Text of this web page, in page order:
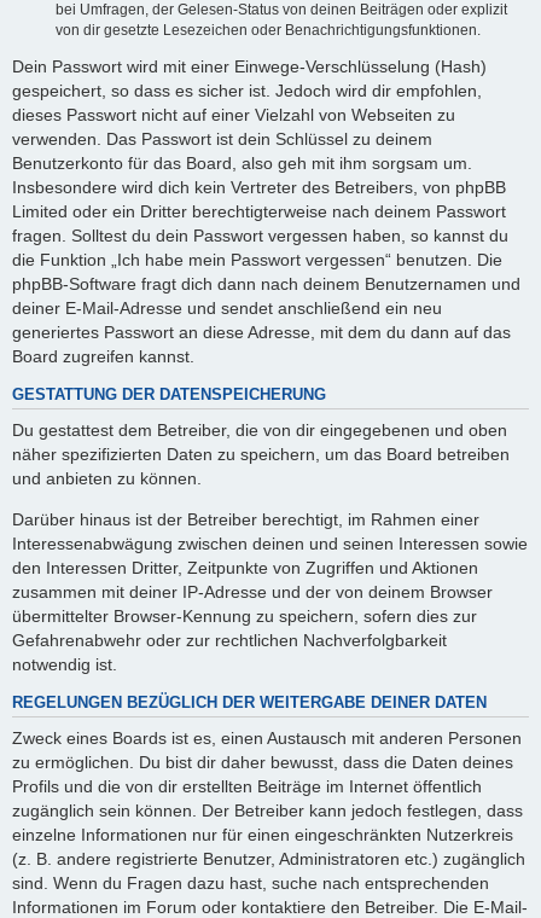
bei Umfragen, der Gelesen-Status von deinen Beiträgen oder explizit
von dir gesetzte Lesezeichen oder Benachrichtigungsfunktionen.
Dein Passwort wird mit einer Einwege-Verschlüsselung (Hash)
gespeichert, so dass es sicher ist. Jedoch wird dir empfohlen,
dieses Passwort nicht auf einer Vielzahl von Webseiten zu
verwenden. Das Passwort ist dein Schlüssel zu deinem
Benutzerkonto für das Board, also geh mit ihm sorgsam um.
Insbesondere wird dich kein Vertreter des Betreibers, von phpBB
Limited oder ein Dritter berechtigterweise nach deinem Passwort
fragen. Solltest du dein Passwort vergessen haben, so kannst du
die Funktion „Ich habe mein Passwort vergessen“ benutzen. Die
phpBB-Software fragt dich dann nach deinem Benutzernamen und
deiner E-Mail-Adresse und sendet anschließend ein neu
generiertes Passwort an diese Adresse, mit dem du dann auf das
Board zugreifen kannst.
GESTATTUNG DER DATENSPEICHERUNG
Du gestattest dem Betreiber, die von dir eingegebenen und oben
näher spezifizierten Daten zu speichern, um das Board betreiben
und anbieten zu können.
Darüber hinaus ist der Betreiber berechtigt, im Rahmen einer
Interessenabwägung zwischen deinen und seinen Interessen sowie
den Interessen Dritter, Zeitpunkte von Zugriffen und Aktionen
zusammen mit deiner IP-Adresse und der von deinem Browser
übermittelter Browser-Kennung zu speichern, sofern dies zur
Gefahrenabwehr oder zur rechtlichen Nachverfolgbarkeit
notwendig ist.
REGELUNGEN BEZÜGLICH DER WEITERGABE DEINER DATEN
Zweck eines Boards ist es, einen Austausch mit anderen Personen
zu ermöglichen. Du bist dir daher bewusst, dass die Daten deines
Profils und die von dir erstellten Beiträge im Internet öffentlich
zugänglich sein können. Der Betreiber kann jedoch festlegen, dass
einzelne Informationen nur für einen eingeschränkten Nutzerkreis
(z. B. andere registrierte Benutzer, Administratoren etc.) zugänglich
sind. Wenn du Fragen dazu hast, suche nach entsprechenden
Informationen im Forum oder kontaktiere den Betreiber. Die E-Mail-